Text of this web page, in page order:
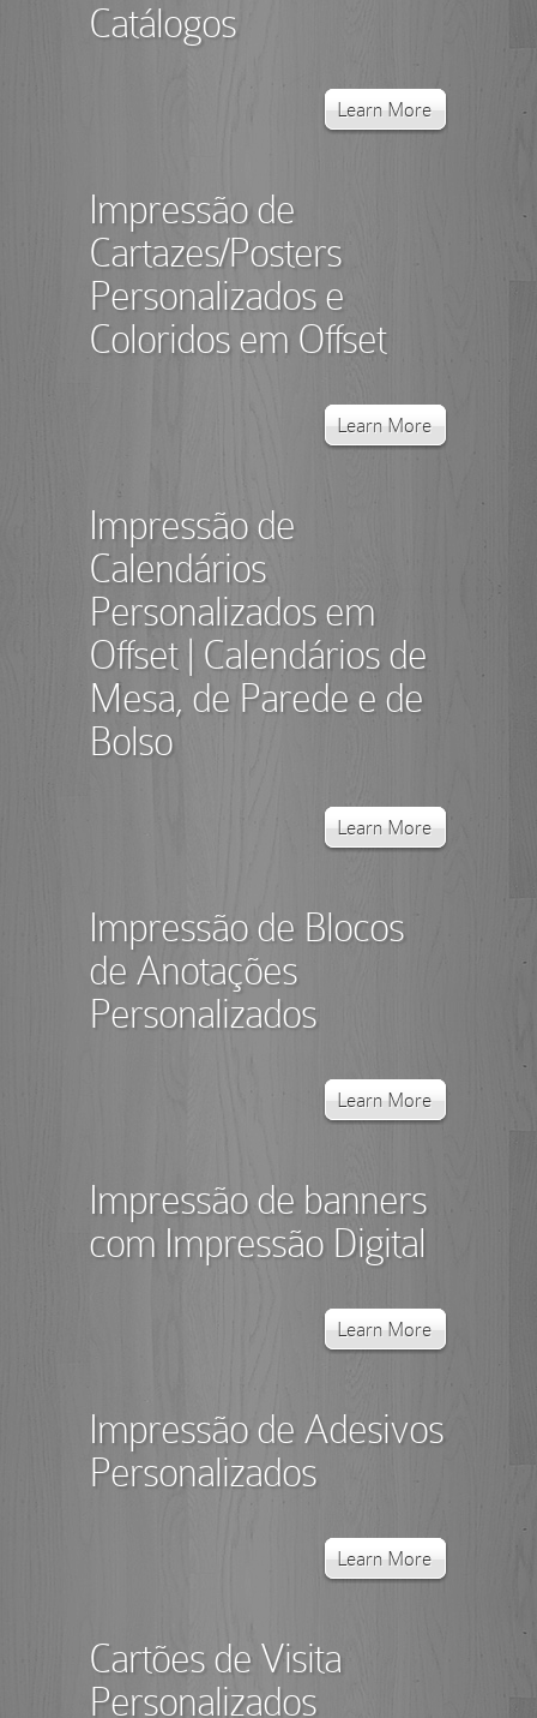
Catálogos
Learn More
Impressão de
Cartazes/Posters
Personalizados e
Coloridos em Offset
Learn More
Impressão de
Calendários
Personalizados em
Offset | Calendários de
Mesa, de Parede e de
Bolso
Learn More
Impressão de Blocos
de Anotações
Personalizados
Learn More
Impressão de banners
com Impressão Digital
Learn More
Impressão de Adesivos
Personalizados
Learn More
Cartões de Visita
Personalizados